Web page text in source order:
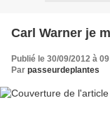
Carl Warner je
Publié le 30/09/2012 à
Par passeurdeplantes